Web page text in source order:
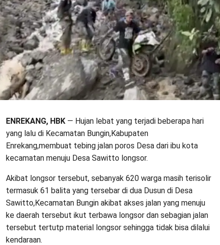
ENREKANG, HBK — Hujan lebat yang terjadi beberapa hari
yang lalu di Kecamatan Bungin,Kabupaten
Enrekang,membuat tebing jalan poros Desa dari ibu kota
kecamatan menuju Desa Sawitto longsor.
Akibat longsor tersebut, sebanyak 620 warga masih terisolir
termasuk 61 balita yang tersebar di dua Dusun di Desa
Sawitto,Kecamatan Bungin akibat akses jalan yang menuju
ke daerah tersebut ikut terbawa longsor dan sebagian jalan
tersebut tertutp material longsor sehingga tidak bisa dilalui
kendaraan.